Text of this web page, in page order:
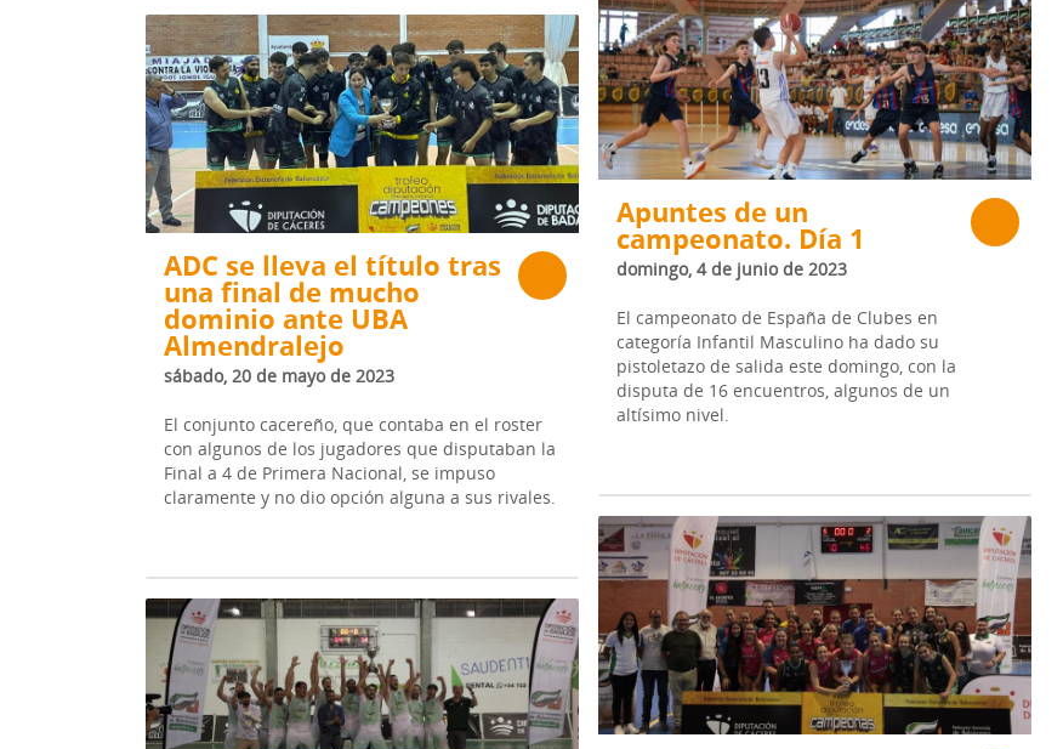
Apuntes de un
campeonato. Día 1
domingo, 4 de junio de 2023
El campeonato de España de Clubes en
categoría Infantil Masculino ha dado su
pistoletazo de salida este domingo, con la
disputa de 16 encuentros, algunos de un
altísimo nivel.
ADC se lleva el título tras
una final de mucho
dominio ante UBA
Almendralejo
sábado, 20 de mayo de 2023
El conjunto cacereño, que contaba en el roster
con algunos de los jugadores que disputaban la
Final a 4 de Primera Nacional, se impuso
claramente y no dio opción alguna a sus rivales.